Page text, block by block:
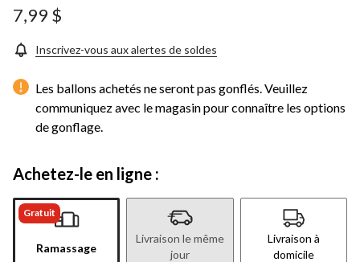
7,99 $
Inscrivez-vous aux alertes de soldes
Les ballons achetés ne seront pas gonflés. Veuillez
communiquez avec le magasin pour connaître les options
de gonflage.
Achetez-le en ligne :
Gratuit
Ramassage
Livraison le même
jour
Livraison à
domicile